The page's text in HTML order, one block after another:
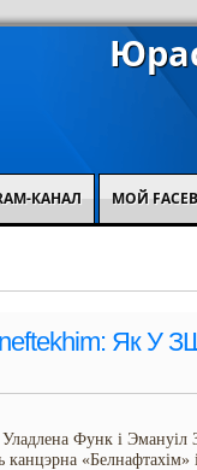
КАНАЛ МОЙ
Як У
Функ і Эмануіл
канцэрна